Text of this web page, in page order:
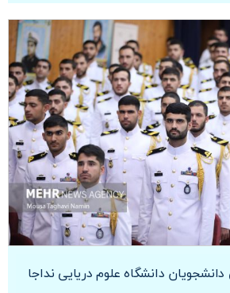
دانشگاه علوم دریایی نداجا